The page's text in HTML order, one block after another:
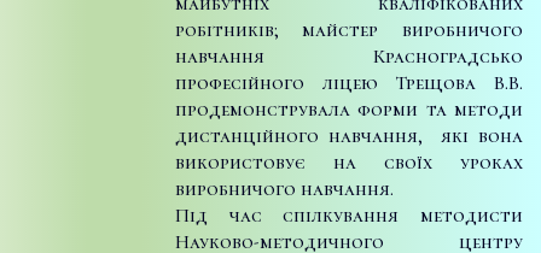
робітників; майстер виробничого
навчання Красноградсько
професійного ліцею Трещова В.В.
продемонструвала форми та методи
дистанційного навчання, які вона
використовує на своїх уроках
виробничого навчання.
Під час спілкування методисти
Науково-методичного центру